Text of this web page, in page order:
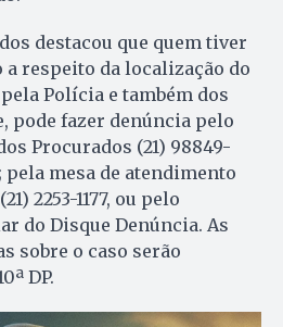
destacou que quem tiver
respeito da localização do
Polícia e também dos
pode fazer denúncia pelo
Procurados (21) 98849-
pela mesa de atendimento
2253-1177, ou pelo
do Disque Denúncia. As
sobre o caso serão
DP.